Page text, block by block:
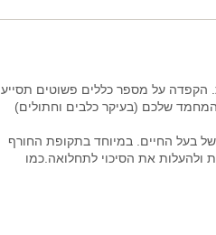
הקפדה על מספר כללים פשוטים תסייע
שלכם (בעיקר כלבים וחתולים)
של בעל החיים. במיוחד בתקופת החורף
ולהעלות את הסיכוי לתחלואה.כמו